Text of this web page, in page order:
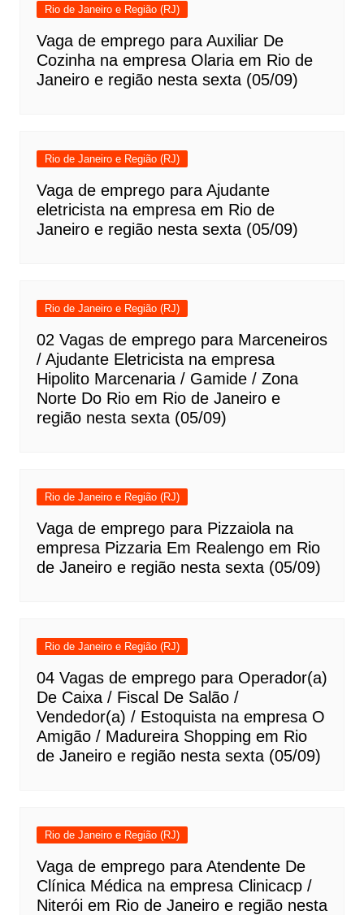
Rio de Janeiro e Região (RJ)
Vaga de emprego para Auxiliar De
Cozinha na empresa Olaria em Rio de
Janeiro e região nesta sexta (05/09)
Rio de Janeiro e Região (RJ)
Vaga de emprego para Ajudante
eletricista na empresa em Rio de
Janeiro e região nesta sexta (05/09)
Rio de Janeiro e Região (RJ)
02 Vagas de emprego para Marceneiros
/ Ajudante Eletricista na empresa
Hipolito Marcenaria / Gamide / Zona
Norte Do Rio em Rio de Janeiro e
região nesta sexta (05/09)
Rio de Janeiro e Região (RJ)
Vaga de emprego para Pizzaiola na
empresa Pizzaria Em Realengo em Rio
de Janeiro e região nesta sexta (05/09)
Rio de Janeiro e Região (RJ)
04 Vagas de emprego para Operador(a)
De Caixa / Fiscal De Salão /
Vendedor(a) / Estoquista na empresa O
Amigão / Madureira Shopping em Rio
de Janeiro e região nesta sexta (05/09)
Rio de Janeiro e Região (RJ)
Vaga de emprego para Atendente De
Clínica Médica na empresa Clinicacp /
Niterói em Rio de Janeiro e região nesta